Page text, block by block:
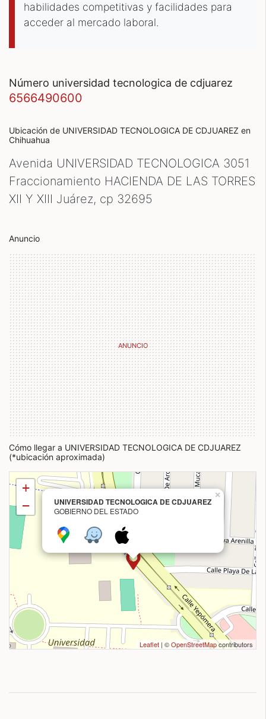
habilidades competitivas y facilidades para
acceder al mercado laboral.
número universidad tecnologica de cdjuarez
6566490600
Ubicación de UNIVERSIDAD TECNOLOGICA DE CDJUAREZ en
Chihuahua
Avenida UNIVERSIDAD TECNOLOGICA 3051
Fraccionamiento HACIENDA DE LAS TORRES
XII Y XIII Juárez, cp 32695
Anuncio
Cómo llegar a UNIVERSIDAD TECNOLOGICA DE CDJUAREZ
(*ubicación aproximada)
UNIVERSIDAD TECNOLOGICA DE CDJUAREZ
GOBIERNO DEL ESTADO
×
+
−
Leaflet | ©OpenStreetMapcontributors